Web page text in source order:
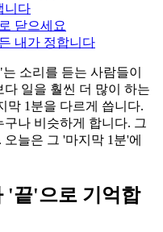
니다
닫으세요
내가 정합니다
소리를 듣는 사람들이
일을 훨씬 더 많이 하는
막 1분을 다르게 씁니다.
나 비슷하게 합니다. 그
늘은 그 '마지막 1분'에
'끝'으로 기억합